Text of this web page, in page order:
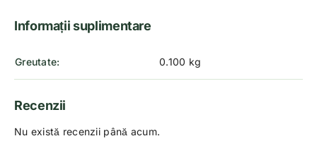
Informații suplimentare
Greutate 0.100 kg
Recenzii
Nu există recenzii până acum.